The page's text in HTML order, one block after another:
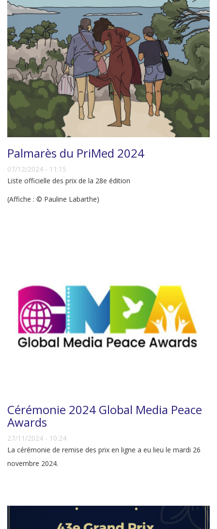
Palmarès du PriMed 2024
07/12/2024 - 11:15
Liste officielle des prix de la 28e édition
(Affiche : © Pauline Labarthe)
Cérémonie 2024 Global Media Peace
Awards
27/11/2024 - 10:24
La cérémonie de remise des prix en ligne a eu lieu le mardi 26
novembre 2024.